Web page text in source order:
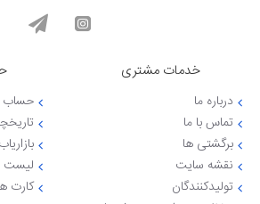
خدمات مشتری
درباره ما
تماس با ما
برگشتی ها
نقشه سایت
تولیدکنندگان
حساب
لیست
کارت